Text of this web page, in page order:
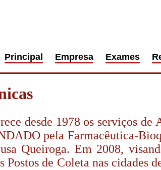
Principal Empresa Exames
desde 1978 os serviços de
pela Farmacêutica-
Queiroga. Em 2008,
de Coleta nas cidades